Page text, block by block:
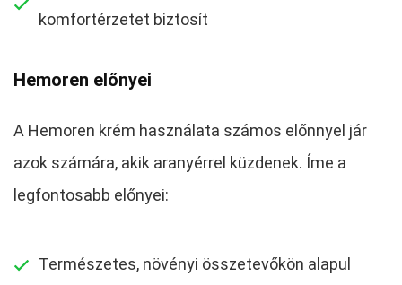
komfortérzetet biztosít
Hemoren előnyei
A Hemoren krém használata számos előnnyel jár
azok számára, akik aranyérrel küzdenek. Íme a
legfontosabb előnyei:
Természetes, növényi összetevőkön alapul